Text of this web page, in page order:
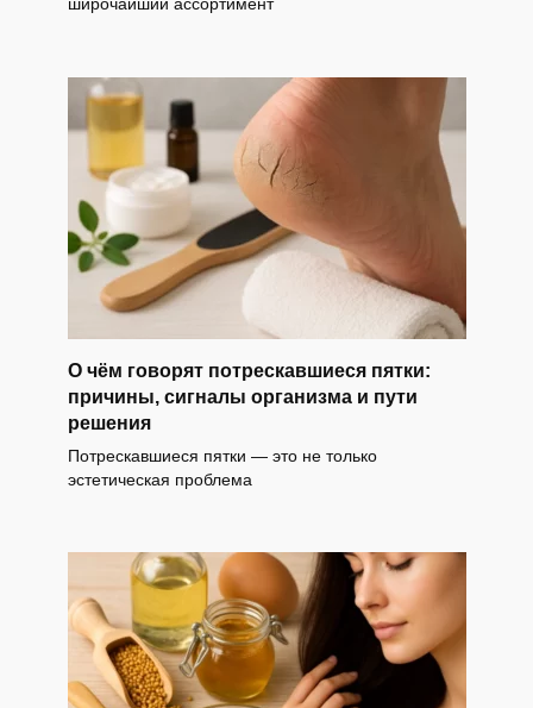
О чём говорят потрескавшиеся пятки:
причины, сигналы организма и пути
решения
Потрескавшиеся пятки — это не только
эстетическая проблема